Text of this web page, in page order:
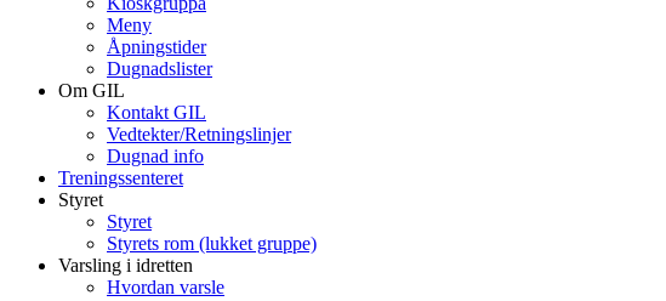
Meny
Åpningstider
Dugnadslister
Om GIL
Kontakt GIL
Vedtekter/Retningslinjer
Dugnad info
Treningssenteret
Styret
Styret
Styrets rom (lukket gruppe)
Varsling i idretten
Hvordan varsle